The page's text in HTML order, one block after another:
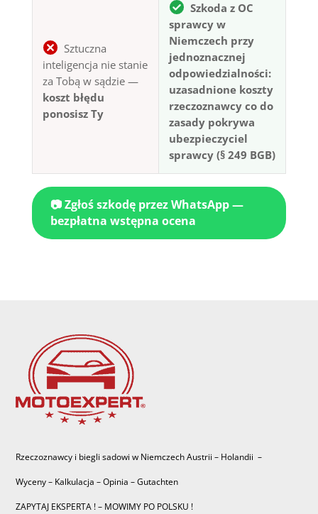
Sztuczna
inteligencja nie stanie
za Tobą w sądzie —
koszt błędu
ponosisz Ty
Szkoda z OC
sprawcy w
Niemczech przy
jednoznacznej
odpowiedzialności:
uzasadnione koszty
rzeczoznawcy co do
zasady pokrywa
ubezpieczyciel
sprawcy (§ 249 BGB)
📷 Zgłoś szkodę przez WhatsApp —
bezpłatna wstępna ocena
Rzeczoznawcy i biegli sadowi w Niemczech Austrii – Holandii –
Wyceny – Kalkulacja – Opinia – Gutachten
ZAPYTAJ EKSPERTA ! – MOWIMY PO POLSKU !